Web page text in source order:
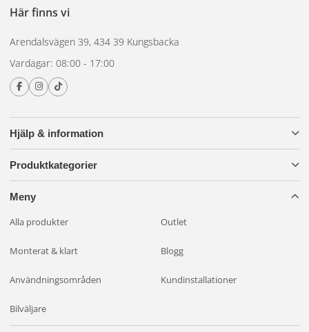
Hjälp & information
Produktkategorier
Meny
Alla produkter Outlet
Monterat & klart Blogg
Användningsområden Kundinstallationer
Bilväljare
Här finns vi
Arendalsvägen 39, 434 39 Kungsbacka
Vardagar: 08:00 - 17:00